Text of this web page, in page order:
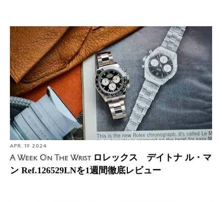
APR. 19 2024
A Week On The Wrist ロレックス デイトナ ル・マ
ン Ref.126529LNを1週間徹底レビュー